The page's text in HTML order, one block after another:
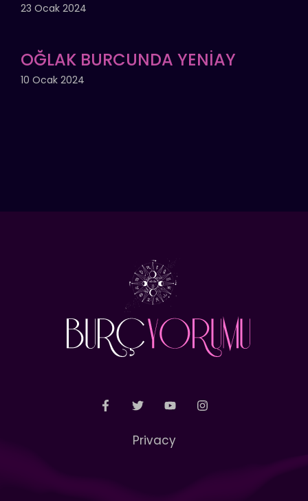
23 Ocak 2024
OĞLAK BURCUNDA YENİAY
10 Ocak 2024
Privacy